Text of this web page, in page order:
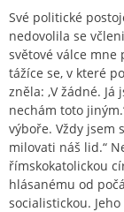
Své politické
nedovolila se
světové válce
tážíce se, v které
zněla: ‚V žádné.
nechám toto
výboře. Vždy jsem
milovati náš lid.“
římskokatolickou
hlásanému od
socialistickou.